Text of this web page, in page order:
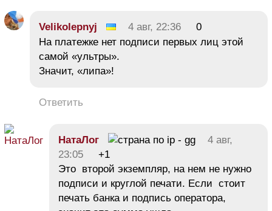
Velikolepnyj 4 авг, 22:36
0
На платежке нет подписи первых лиц этой
самой «ультры».
Значит, «липа»!
Ответить
НатаЛог
4 авг,
23:05
+1
Это второй экземпляр, на нем не нужно
подписи и круглой печати. Если стоит
печать банка и подпись оператора,